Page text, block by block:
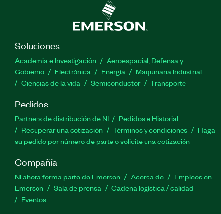
Soluciones
Academia e Investigación
Aeroespacial, Defensa y
Gobierno
Electrónica Energía
Maquinaria Industrial
Ciencias de la vida
Semiconductor Transporte
Pedidos
Partners de distribución de NI
Pedidos e Historial
Recuperar una cotización
Términos y condiciones
Haga
su pedido por número de parte o solicite una cotización
Compañía
NI ahora forma parte de Emerson Acerca de
Empleos en
Emerson
Sala de prensa
Cadena logística / calidad
Eventos